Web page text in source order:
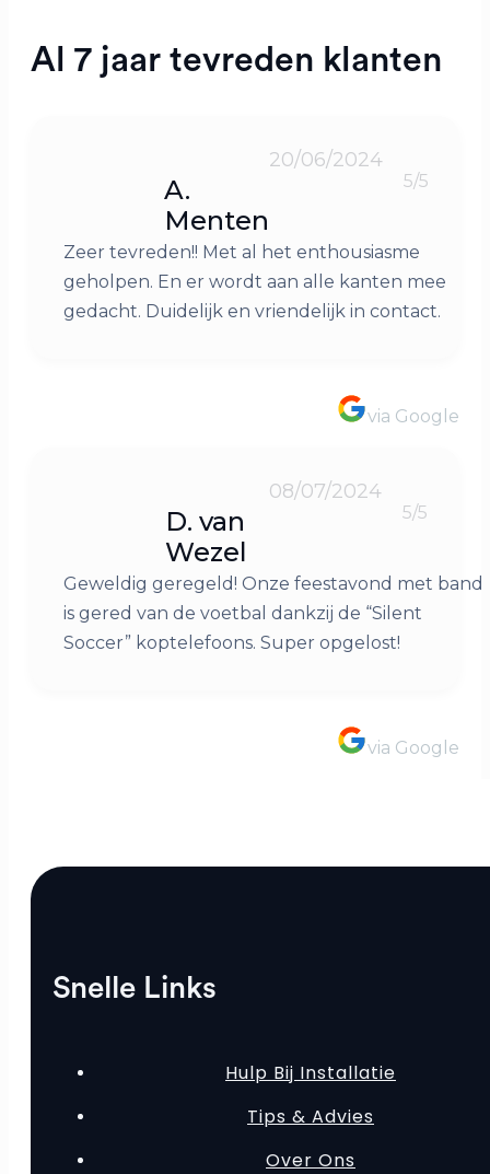
Al 7 jaar tevreden klanten
A.
Menten
20/06/2024
5/5
Zeer tevreden!! Met al het enthousiasme
geholpen. En er wordt aan alle kanten mee
gedacht. Duidelijk en vriendelijk in contact.
via Google
D. van
Wezel
08/07/2024
5/5
Geweldig geregeld! Onze feestavond met band
is gered van de voetbal dankzij de “Silent
Soccer” koptelefoons. Super opgelost!
via Google
Snelle Links
Hulp Bij Installatie
Tips & Advies
Over Ons